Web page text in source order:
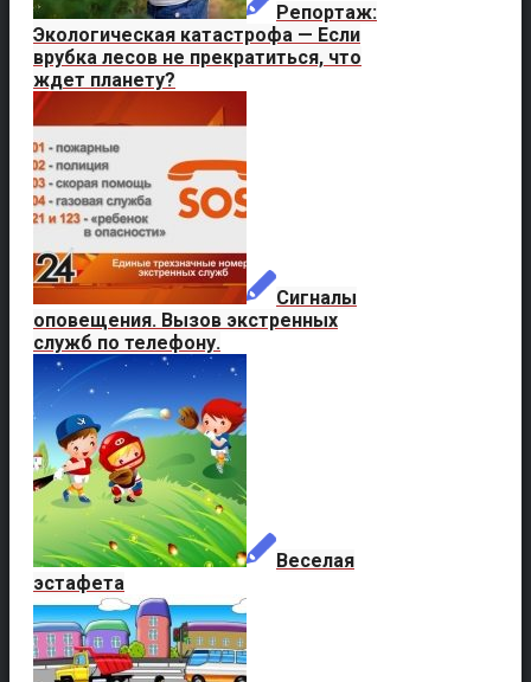
Репортаж:
Экологическая катастрофа — Если
врубка лесов не прекратиться, что
ждет планету?
Сигналы
оповещения. Вызов экстренных
служб по телефону.
Веселая
эстафета